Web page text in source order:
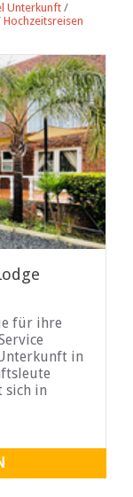
Unterkunft /
Hochzeitsreisen
für ihre
in
sich in